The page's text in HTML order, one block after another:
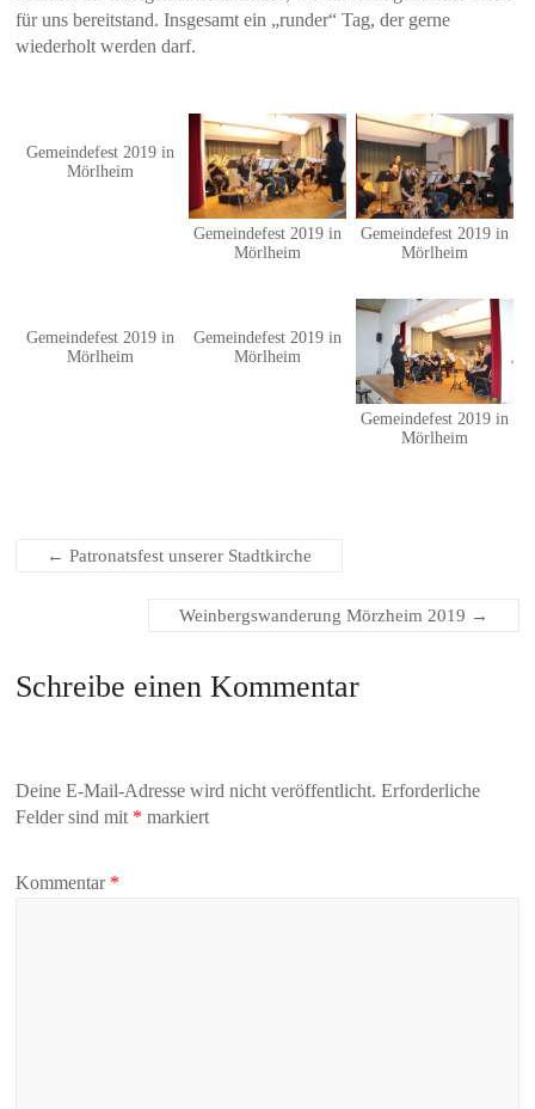
für uns bereitstand. Insgesamt ein „runder“ Tag, der gerne
wiederholt werden darf.
Gemeindefest 2019 in
Mörlheim
Gemeindefest 2019 in
Mörlheim
Gemeindefest 2019 in
Mörlheim
Gemeindefest 2019 in
Mörlheim
Gemeindefest 2019 in
Mörlheim
Gemeindefest 2019 in
Mörlheim
← Patronatsfest unserer Stadtkirche
Weinbergswanderung Mörzheim 2019 →
Schreibe einen Kommentar
Deine E-Mail-Adresse wird nicht veröffentlicht. Erforderliche
Felder sind mit * markiert
Kommentar *